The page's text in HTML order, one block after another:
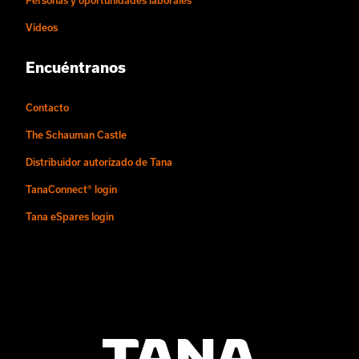
Vídeos
Encuéntranos
Contacto
The Schauman Castle
Distribuidor autorizado de Tana
TanaConnect® login
Tana eSpares login